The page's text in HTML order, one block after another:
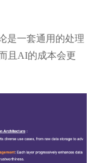
是一套通用的处理
且AI的成本会更